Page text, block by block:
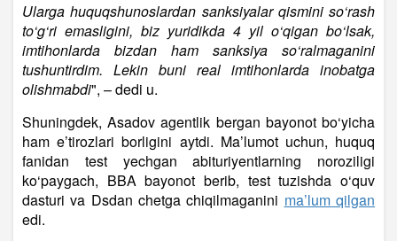
Ularga huquqshunoslardan sanksiyalar qismini so‘rash
to‘g‘ri emasligini, biz yuridikda 4 yil o‘qigan bo‘lsak,
imtihonlarda bizdan ham sanksiya so‘ralmaganini
tushuntirdim. Lekin buni real imtihonlarda inobatga
olishmabdi", – dedi u.
Shuningdek, Asadov agentlik bergan bayonot bo‘yicha
ham e’tirozlari borligini aytdi. Ma’lumot uchun, huquq
fanidan test yechgan abituriyentlarning noroziligi
ko‘paygach, BBA bayonot berib, test tuzishda o‘quv
dasturi va Dsdan chetga chiqilmaganini ma’lum qilgan
edi.